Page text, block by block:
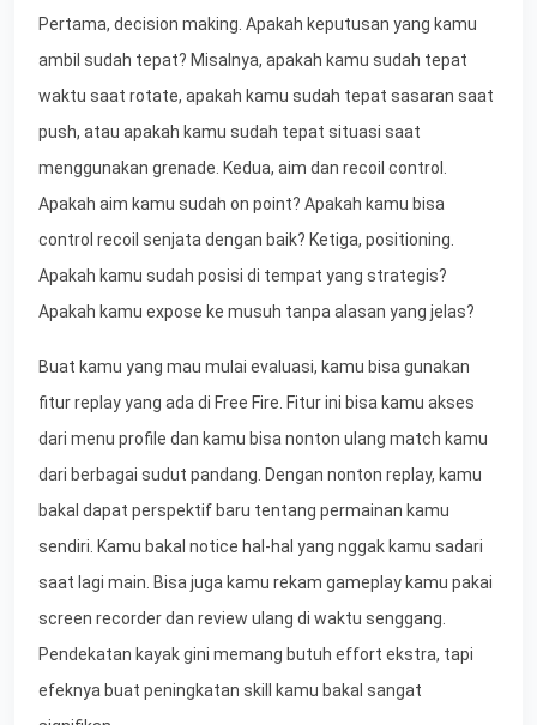
Pertama, decision making. Apakah keputusan yang kamu
ambil sudah tepat? Misalnya, apakah kamu sudah tepat
waktu saat rotate, apakah kamu sudah tepat sasaran saat
push, atau apakah kamu sudah tepat situasi saat
menggunakan grenade. Kedua, aim dan recoil control.
Apakah aim kamu sudah on point? Apakah kamu bisa
control recoil senjata dengan baik? Ketiga, positioning.
Apakah kamu sudah posisi di tempat yang strategis?
Apakah kamu expose ke musuh tanpa alasan yang jelas?
Buat kamu yang mau mulai evaluasi, kamu bisa gunakan
fitur replay yang ada di Free Fire. Fitur ini bisa kamu akses
dari menu profile dan kamu bisa nonton ulang match kamu
dari berbagai sudut pandang. Dengan nonton replay, kamu
bakal dapat perspektif baru tentang permainan kamu
sendiri. Kamu bakal notice hal-hal yang nggak kamu sadari
saat lagi main. Bisa juga kamu rekam gameplay kamu pakai
screen recorder dan review ulang di waktu senggang.
Pendekatan kayak gini memang butuh effort ekstra, tapi
efeknya buat peningkatan skill kamu bakal sangat